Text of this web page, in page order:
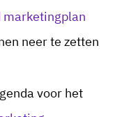
marketingplan
neer te zetten
voor het